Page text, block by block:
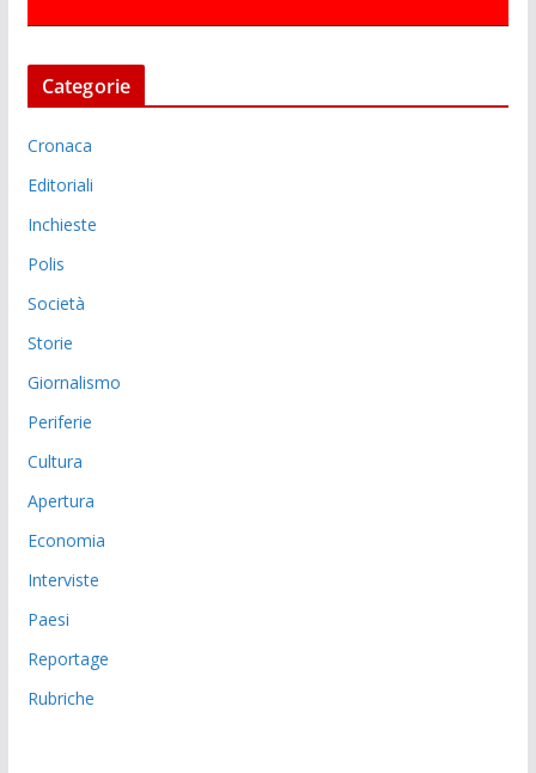
Categorie
Cronaca
Editoriali
Inchieste
Polis
Società
Storie
Giornalismo
Periferie
Cultura
Apertura
Economia
Interviste
Paesi
Reportage
Rubriche